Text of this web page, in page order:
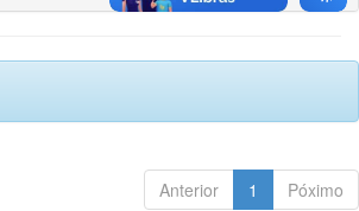
Anterior 1 Póximo